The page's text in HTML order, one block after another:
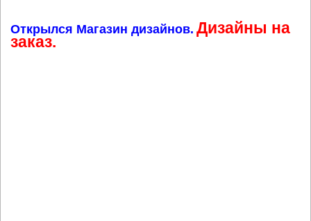
Открылся Магазин дизайнов. Дизайны на
заказ.